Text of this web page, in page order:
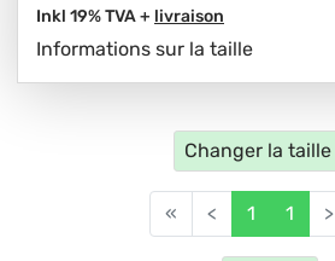
Inkl 19% TVA + livraison
Informations sur la taille
Changer la taille
« < 1 1 >